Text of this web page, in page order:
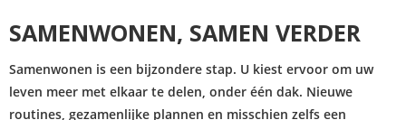
SAMENWONEN, SAMEN VERDER
Samenwonen is een bijzondere stap. U kiest ervoor om uw
leven meer met elkaar te delen, onder één dak. Nieuwe
routines, gezamenlijke plannen en misschien zelfs een